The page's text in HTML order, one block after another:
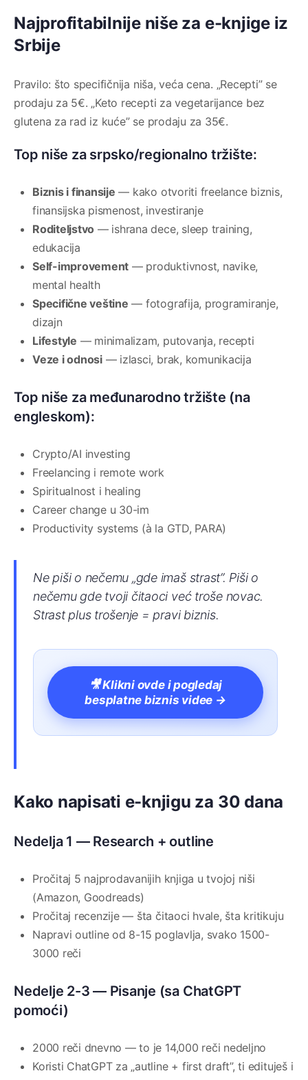
Najprofitabilnije niše za e-knjige iz
Srbije
Pravilo: što specifičnija niša, veća cena. „Recepti” se
prodaju za 5€. „Keto recepti za vegetarijance bez
glutena za rad iz kuće” se prodaju za 35€.
Top niše za srpsko/regionalno tržište:
Biznis i finansije — kako otvoriti freelance biznis,
finansijska pismenost, investiranje
Roditeljstvo — ishrana dece, sleep training,
edukacija
Self-improvement — produktivnost, navike,
mental health
Specifične veštine — fotografija, programiranje,
dizajn
Lifestyle — minimalizam, putovanja, recepti
Veze i odnosi— izlasci, brak, komunikacija
Top niše za međunarodno tržište (na
engleskom):
Crypto/AI investing
Freelancing i remote work
Spiritualnost i healing
Career change u 30-im
Productivity systems (à la GTD, PARA)
Ne piši o nečemu „gde imaš strast”. Piši o
nečemu gde tvoji čitaoci već troše novac.
Strast plus trošenje = pravi biznis.
🎥 Klikni ovde i pogledaj
besplatne biznis videe →
Kako napisati e-knjigu za 30 dana
Nedelja 1 — Research + outline
Pročitaj 5 najprodavanijih knjiga u tvojoj niši
(Amazon, Goodreads)
Pročitaj recenzije — šta čitaoci hvale, šta kritikuju
Napravi outline od 8-15 poglavlja, svako 1500-
3000 reči
Nedelje 2-3 — Pisanje (sa ChatGPT
pomoći)
2000 reči dnevno — to je 14,000 reči nedeljno
Koristi ChatGPT za „autline + first draft”, ti edituješ i